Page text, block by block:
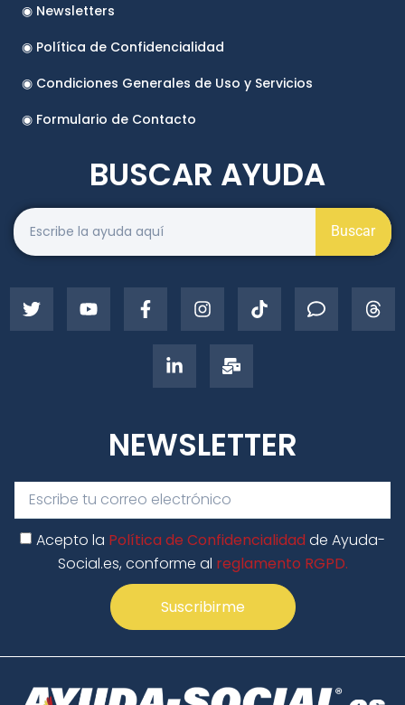
◉ Newsletters
◉ Política de Confidencialidad
◉ Condiciones Generales de Uso y Servicios
◉ Formulario de Contacto
Buscar
BUSCAR AYUDA
NEWSLETTER
Acepto la Política de Confidencialidad de Ayuda-
Social.es, conforme al reglamento RGPD.
Suscribirme